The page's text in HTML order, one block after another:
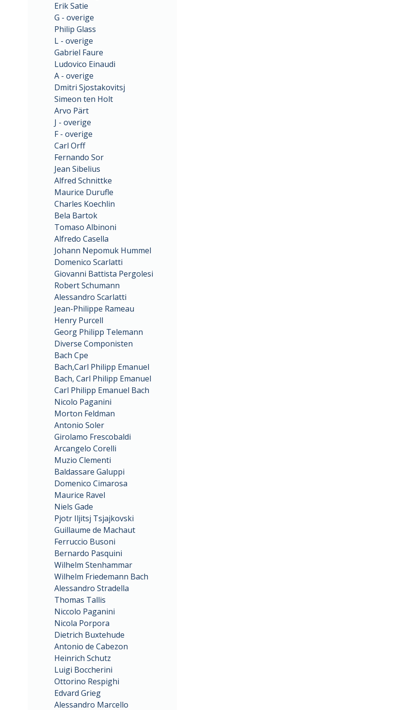
Erik Satie
G - overige
Philip Glass
L - overige
Gabriel Faure
Ludovico Einaudi
A - overige
Dmitri Sjostakovitsj
Simeon ten Holt
Arvo Pärt
J - overige
F - overige
Carl Orff
Fernando Sor
Jean Sibelius
Alfred Schnittke
Maurice Durufle
Charles Koechlin
Bela Bartok
Tomaso Albinoni
Alfredo Casella
Johann Nepomuk Hummel
Domenico Scarlatti
Giovanni Battista Pergolesi
Robert Schumann
Alessandro Scarlatti
Jean-Philippe Rameau
Henry Purcell
Georg Philipp Telemann
Diverse Componisten
Bach Cpe
Bach,Carl Philipp Emanuel
Bach, Carl Philipp Emanuel
Carl Philipp Emanuel Bach
Nicolo Paganini
Morton Feldman
Antonio Soler
Girolamo Frescobaldi
Arcangelo Corelli
Muzio Clementi
Baldassare Galuppi
Domenico Cimarosa
Maurice Ravel
Niels Gade
Pjotr Iljitsj Tsjajkovski
Guillaume de Machaut
Ferruccio Busoni
Bernardo Pasquini
Wilhelm Stenhammar
Wilhelm Friedemann Bach
Alessandro Stradella
Thomas Tallis
Niccolo Paganini
Nicola Porpora
Dietrich Buxtehude
Antonio de Cabezon
Heinrich Schutz
Luigi Boccherini
Ottorino Respighi
Edvard Grieg
Alessandro Marcello